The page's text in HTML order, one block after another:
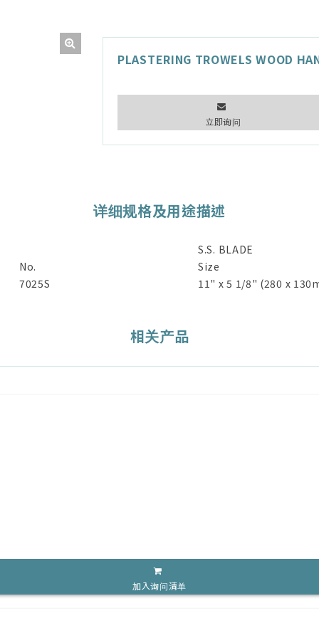
PLASTERING TROWELS WOOD
立即询问
详细规格及用途描述
S.S. BLADE
No.
Size
7025S 11" x 5 1/8" (280 x
相关产品
加入询问清单